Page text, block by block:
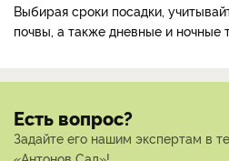
Выбирая сроки посадки,
почвы, а также дневные и ночные
Есть вопрос?
Задайте его нашим экспертам в